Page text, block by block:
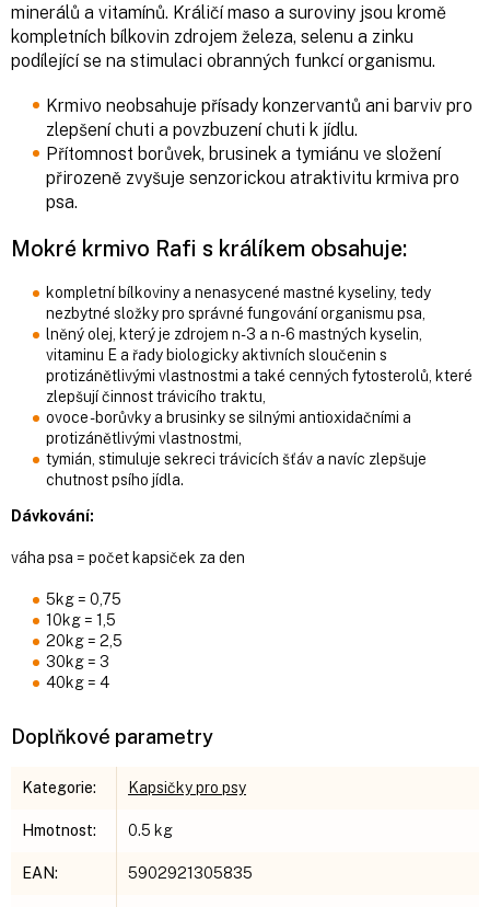
minerálů a vitamínů. Králičí maso a suroviny jsou kromě
kompletních bílkovin zdrojem železa, selenu a zinku
podílející se na stimulaci obranných funkcí organismu.
Krmivo neobsahuje přísady konzervantů ani barviv pro
zlepšení chuti a povzbuzení chuti k jídlu.
Přítomnost borůvek, brusinek a tymiánu ve složení
přirozeně zvyšuje senzorickou atraktivitu krmiva pro
psa.
Mokré krmivo Rafi s králíkem obsahuje:
kompletní bílkoviny a nenasycené mastné kyseliny, tedy
nezbytné složky pro správné fungování organismu psa,
lněný olej, který je zdrojem n-3 a n-6 mastných kyselin,
vitaminu E a řady biologicky aktivních sloučenin s
protizánětlivými vlastnostmi a také cenných fytosterolů, které
zlepšují činnost trávicího traktu,
ovoce - borůvky a brusinky se silnými antioxidačními a
protizánětlivými vlastnostmi,
tymián, stimuluje sekreci trávicích šťáv a navíc zlepšuje
chutnost psího jídla.
Dávkování:
váha psa = počet kapsiček za den
5kg = 0,75
10kg = 1,5
20kg = 2,5
30kg = 3
40kg = 4
Doplňkové parametry
Kategorie: Kapsičky pro psy
Hmotnost: 0.5 kg
EAN: 5902921305835